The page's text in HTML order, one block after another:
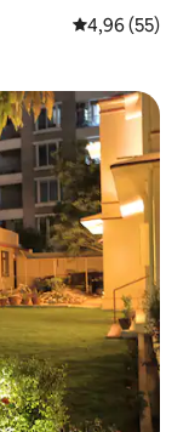
4,96 av 5 i
4,96 (55)